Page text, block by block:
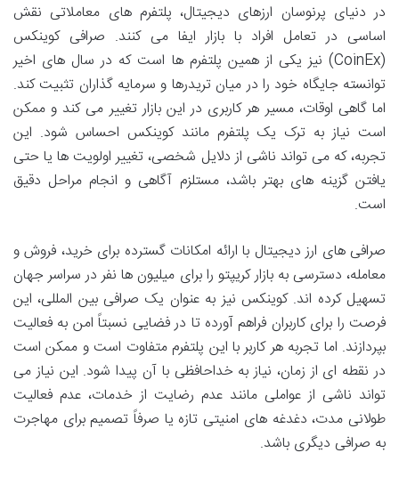
در دنیای پرنوسان ارزهای دیجیتال، پلتفرم های معاملاتی نقش
اساسی در تعامل افراد با بازار ایفا می کنند. صرافی کوینکس
(CoinEx) نیز یکی از همین پلتفرم ها است که در سال های اخیر
توانسته جایگاه خود را در میان تریدرها و سرمایه گذاران تثبیت کند.
اما گاهی اوقات، مسیر هر کاربری در این بازار تغییر می کند و ممکن
است نیاز به ترک یک پلتفرم مانند کوینکس احساس شود. این
تجربه، که می تواند ناشی از دلایل شخصی، تغییر اولویت ها یا حتی
یافتن گزینه های بهتر باشد، مستلزم آگاهی و انجام مراحل دقیق
است.
صرافی های ارز دیجیتال با ارائه امکانات گسترده برای خرید، فروش و
معامله، دسترسی به بازار کریپتو را برای میلیون ها نفر در سراسر جهان
تسهیل کرده اند. کوینکس نیز به عنوان یک صرافی بین المللی، این
فرصت را برای کاربران فراهم آورده تا در فضایی نسبتاً امن به فعالیت
بپردازند. اما تجربه هر کاربر با این پلتفرم متفاوت است و ممکن است
در نقطه ای از زمان، نیاز به خداحافظی با آن پیدا شود. این نیاز می
تواند ناشی از عواملی مانند عدم رضایت از خدمات، عدم فعالیت
طولانی مدت، دغدغه های امنیتی تازه یا صرفاً تصمیم برای مهاجرت
به صرافی دیگری باشد.